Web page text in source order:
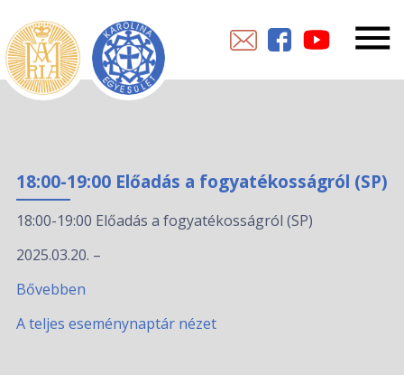
18:00-19:00 Előadás a fogyatékosságról (SP)
18:00-19:00 Előadás a fogyatékosságról (SP)
2025.03.20. –
Bővebben
A teljes eseménynaptár nézet